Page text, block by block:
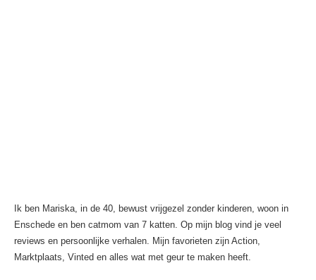
Ik ben Mariska, in de 40, bewust vrijgezel zonder kinderen, woon in
Enschede en ben catmom van 7 katten. Op mijn blog vind je veel
reviews en persoonlijke verhalen. Mijn favorieten zijn Action,
Marktplaats, Vinted en alles wat met geur te maken heeft.